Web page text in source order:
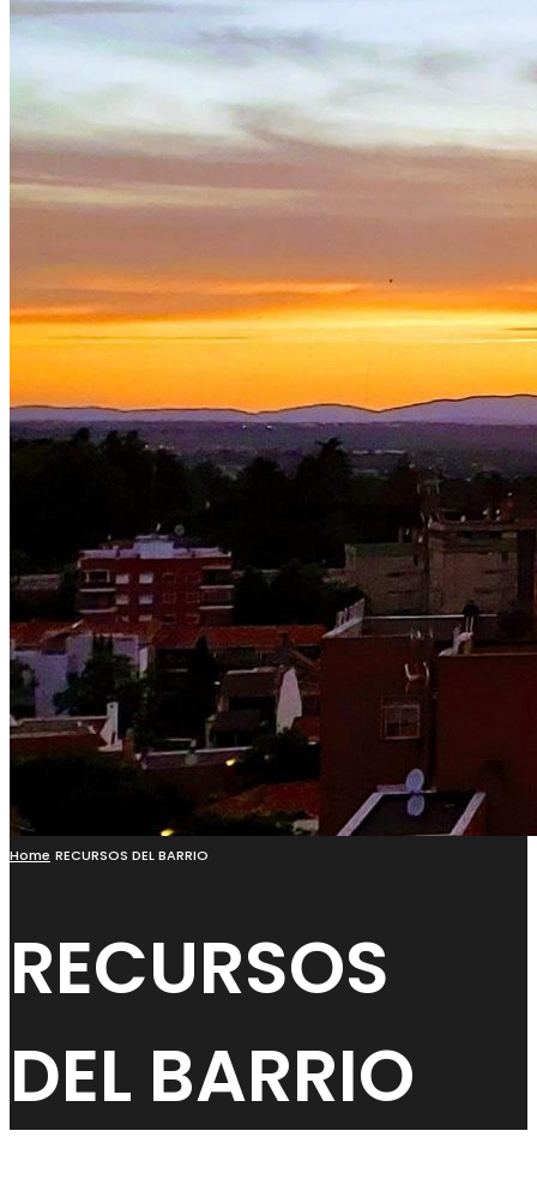
Home RECURSOS DEL BARRIO
RECURSOS
DEL BARRIO